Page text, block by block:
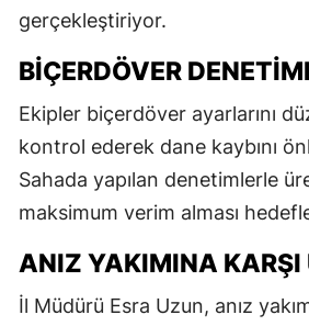
gerçekleştiriyor.
BIÇERDÖVER
Ekipler biçerdöver ayarlarını
kontrol ederek dane kaybını
Sahada yapılan denetimlerle
maksimum verim alması
ANIZ YAKIMINA KARŞI
İl Müdürü Esra Uzun, anız